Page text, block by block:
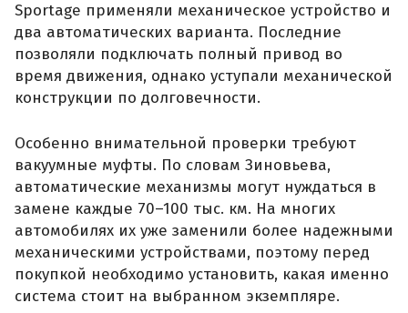
Sportage применяли механическое устройство и
два автоматических варианта. Последние
позволяли подключать полный привод во
время движения, однако уступали механической
конструкции по долговечности.
Особенно внимательной проверки требуют
вакуумные муфты. По словам Зиновьева,
автоматические механизмы могут нуждаться в
замене каждые 70–100 тыс. км. На многих
автомобилях их уже заменили более надежными
механическими устройствами, поэтому перед
покупкой необходимо установить, какая именно
система стоит на выбранном экземпляре.